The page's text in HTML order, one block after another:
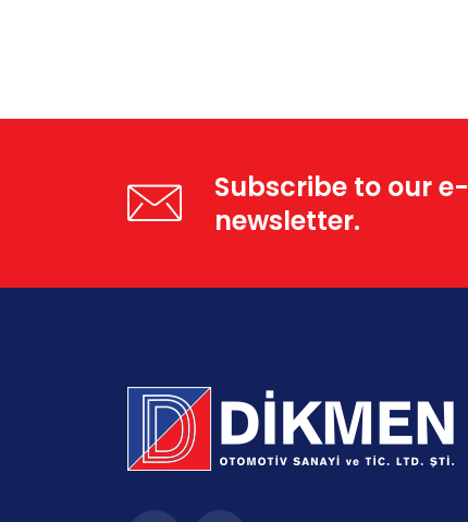
Subscribe to our e-
newsletter.